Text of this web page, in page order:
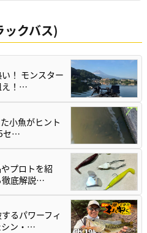
クバス)
！ モンスター
え！…
小魚がヒント
セ…
プロトを紹
徹底解説…
るパワーフィ
シン・…